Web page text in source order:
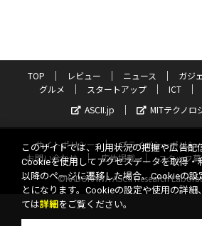
TOP レビュー ニュース ガジ
グルメ
スタートアップ ICT
ASCII.jp
MITテクノロ
サイトポリシー プライバシーポリシ
お問い合わせ
広告掲載 スタッフ
©KADOKAWA ASCII Research
このサイトでは、利用状況の把握や広告配
Cookieを使用してアクセスデータを取得・
以降のページに遷移した場合、Cookieの設
とになります。Cookieの設定や使用の詳細
ては詳細 をご覧ください。